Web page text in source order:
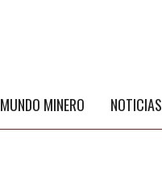
MUNDO MINERO NOTICIAS